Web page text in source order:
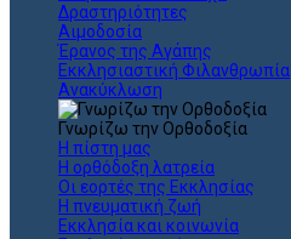
Δραστηριότητες
Αιμοδοσία
Έρανος της Αγάπης
Εκκλησιαστική Φιλανθρωπία
Ανακύκλωση
Γνωρίζω την Ορθοδοξία
Η πίστη μας
Η ορθόδοξη λατρεία
Οι εορτές της Εκκλησίας
Η πνευματική ζωή
Εκκλησία και κοινωνία